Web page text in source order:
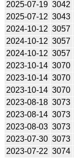
2025-07-19 3042
2025-07-12 3043
2024-10-12 3057
2024-10-12 3057
2024-10-12 3057
2023-10-14 3070
2023-10-14 3070
2023-10-14 3070
2023-08-18 3073
2023-08-14 3073
2023-08-03 3073
2023-07-30 3073
2023-07-22 3074